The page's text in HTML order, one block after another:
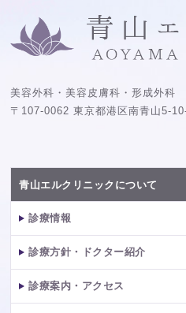
美容外科・美容皮膚科・形成外科
〒107-0062 東京都港区南青山5-
青山エルクリニックについて
診療情報
診療方針・ドクター紹介
診療案内・アクセス